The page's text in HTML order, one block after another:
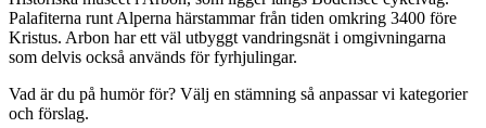
Palafiterna runt Alperna härstammar från tiden omkring 3400 före
Kristus. Arbon har ett väl utbyggt vandringsnät i omgivningarna
som delvis också används för fyrhjulingar.
Vad är du på humör för? Välj en stämning så anpassar vi kategorier
och förslag.